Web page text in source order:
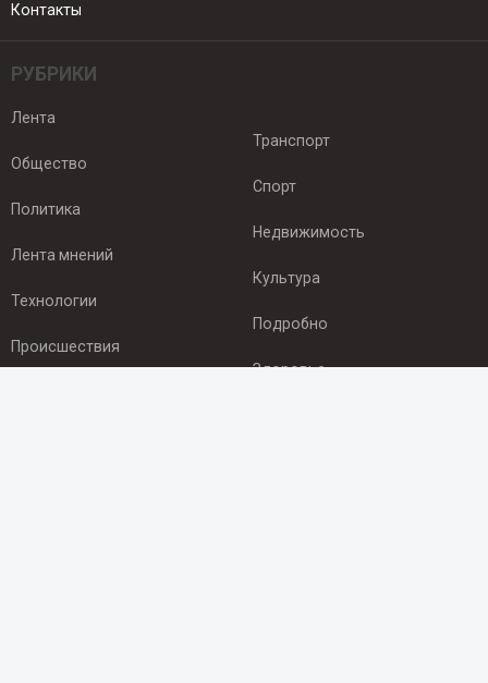
Контакты
РУБРИКИ
Лента
Общество
Политика
Лента мнений
Технологии
Происшествия
Транспорт
Спорт
Недвижимость
Культура
Подробно
Здоровье